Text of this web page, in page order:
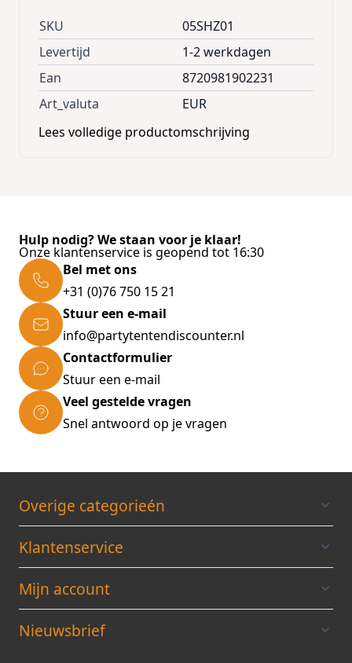
SKU
05SHZ01
Levertijd
1-2 werkdagen
Ean
8720981902231
Art_valuta
EUR
Lees volledige productomschrijving
Hulp nodig? We staan voor je klaar!
Onze klantenservice is geopend tot 16:30
Bel met ons
+31 (0)76 750 15 21
Stuur een e-mail
info@partytentendiscounter.nl
Contactformulier
Stuur een e-mail
Veel gestelde vragen
Snel antwoord op je vragen
Overige categorieén
Klantenservice
Mijn account
Nieuwsbrief